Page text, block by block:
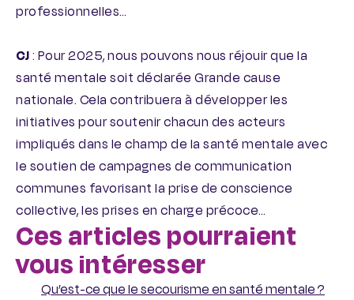
professionnelles…
CJ: Pour 2025, nous pouvons nous réjouir que la
santé mentale soit déclarée Grande cause
nationale. Cela contribuera à développer les
initiatives pour soutenir chacun des acteurs
impliqués dans le champ de la santé mentale avec
le soutien de campagnes de communication
communes favorisant la prise de conscience
collective, les prises en charge précoce…
Ces articles pourraient
vous intéresser
Qu’est-ce que le secourisme en santé mentale ?